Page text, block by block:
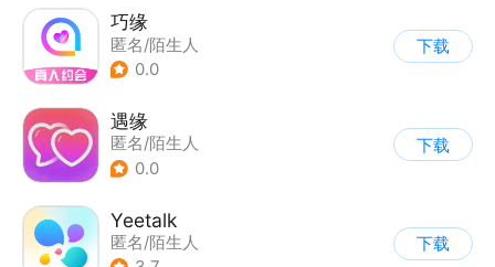
巧缘
匿名/陌生人
0.0
下载
遇缘
匿名/陌生人
0.0
下载
Yeetalk
匿名/陌生人
下载